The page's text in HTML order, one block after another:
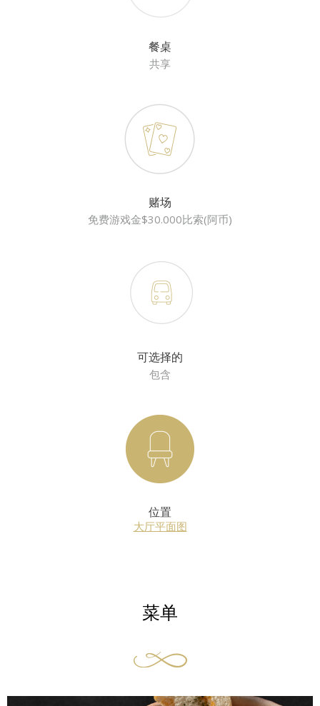
餐桌
共享
赌场
免费游戏金$30.000比索(阿币)
可选择的
包含
位置
大厅平面图
菜单